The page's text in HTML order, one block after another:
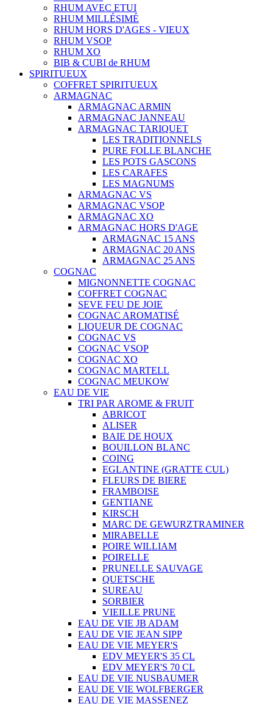
RHUM AVEC ETUI
RHUM MILLÉSIMÉ
RHUM HORS D'AGES - VIEUX
RHUM VSOP
RHUM XO
BIB & CUBI de RHUM
SPIRITUEUX
COFFRET SPIRITUEUX
ARMAGNAC
ARMAGNAC ARMIN
ARMAGNAC JANNEAU
ARMAGNAC TARIQUET
LES TRADITIONNELS
PURE FOLLE BLANCHE
LES POTS GASCONS
LES CARAFES
LES MAGNUMS
ARMAGNAC VS
ARMAGNAC VSOP
ARMAGNAC XO
ARMAGNAC HORS D'AGE
ARMAGNAC 15 ANS
ARMAGNAC 20 ANS
ARMAGNAC 25 ANS
COGNAC
MIGNONNETTE COGNAC
COFFRET COGNAC
SEVE FEU DE JOIE
COGNAC AROMATISÉ
LIQUEUR DE COGNAC
COGNAC VS
COGNAC VSOP
COGNAC XO
COGNAC MARTELL
COGNAC MEUKOW
EAU DE VIE
TRI PAR AROME & FRUIT
ABRICOT
ALISER
BAIE DE HOUX
BOUILLON BLANC
COING
EGLANTINE (GRATTE CUL)
FLEURS DE BIERE
FRAMBOISE
GENTIANE
KIRSCH
MARC DE GEWURZTRAMINER
MIRABELLE
POIRE WILLIAM
POIRELLE
PRUNELLE SAUVAGE
QUETSCHE
SUREAU
SORBIER
VIEILLE PRUNE
EAU DE VIE JB ADAM
EAU DE VIE JEAN SIPP
EAU DE VIE MEYER'S
EDV MEYER'S 35 CL
EDV MEYER'S 70 CL
EAU DE VIE NUSBAUMER
EAU DE VIE WOLFBERGER
EAU DE VIE MASSENEZ